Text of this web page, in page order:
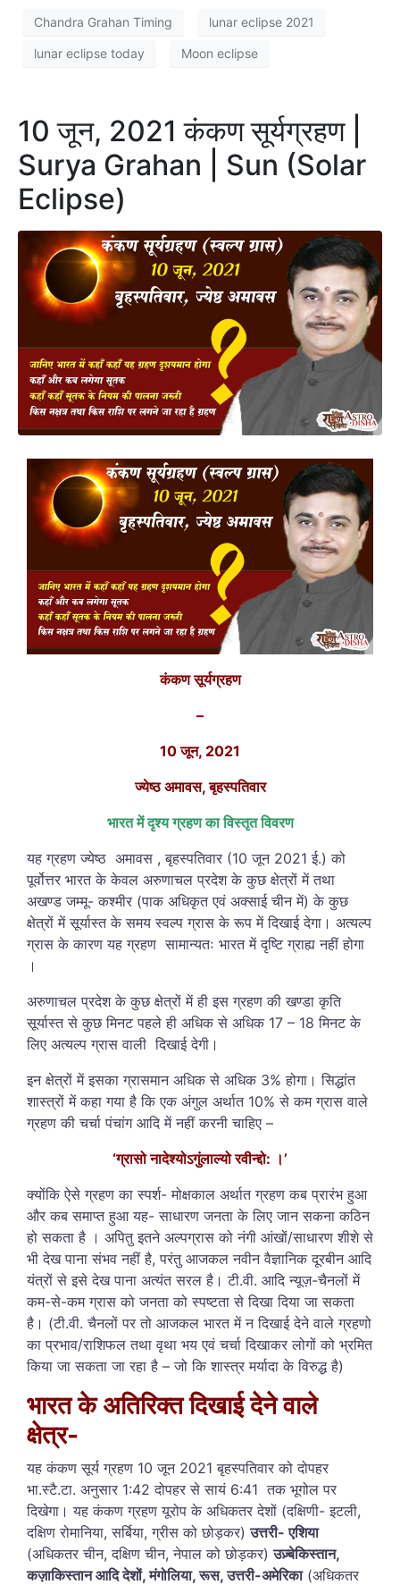
Chandra Grahan Timing lunar eclipse 2021
lunar eclipse today Moon eclipse
10 जून, 2021 कंकण सूर्यग्रहण |
Surya Grahan | Sun (Solar
Eclipse)
कंकण सूर्यग्रहण
–
10 जून, 2021
ज्येष्ठ अमावस, बृहस्पतिवार
भारत में दृश्य ग्रहण का विस्तृत विवरण
यह ग्रहण ज्येष्ठ अमावस , बृहस्पतिवार (10 जून 2021 ई.) को
पूर्वोत्तर भारत के केवल अरुणाचल प्रदेश के कुछ क्षेत्रों में तथा
अखण्ड जम्मू- कश्मीर (पाक अधिकृत एवं अक्साई चीन में) के कुछ
क्षेत्रों में सूर्यास्त के समयस्वल्प ग्रास के रूप में दिखाई देगा। अत्यल्प
ग्रास के कारण यह ग्रहण सामान्यतः भारत में दृष्टि ग्राह्य नहीं होगा
।
अरुणाचल प्रदेश के कुछ क्षेत्रों में ही इस ग्रहण की खण्डा कृति
सूर्यास्त से कुछ मिनट पहले ही अधिक से अधिक 17 – 18 मिनट के
लिए अत्यल्प ग्रास वाली दिखाई देगी।
इन क्षेत्रों में इसका ग्रासमान अधिक से अधिक 3% होगा। सिद्धांत
शास्त्रों में कहा गया है कि एक अंगुल अर्थात 10% से कम ग्रास वाले
ग्रहण की चर्चा पंचांग आदि में नहीं करनी चाहिए –
‘ग्रासो नादेश्योऽगुंलाल्यो रवीन्द्दो: ।’
क्योंकि ऐसे ग्रहण का स्पर्श- मोक्षकाल अर्थात ग्रहण कब प्रारंभ हुआ
और कब समाप्त हुआ यह- साधारण जनता के लिए जान सकना कठिन
हो सकता है । अपितु इतने अल्पग्रास को नंगी आंखों/साधारण शीशे से
भी देख पाना संभव नहीं है, परंतु आजकल नवीन वैज्ञानिक दूरबीन आदि
यंत्रों से इसे देख पाना अत्यंत सरल है। टी.वी. आदि न्यूज़-चैनलों में
कम-से-कम ग्रास को जनता को स्पष्टता से दिखा दिया जा सकता
है। (टी.वी. चैनलों पर तो आजकल भारत में न दिखाई देने वाले ग्रहणो
का प्रभाव/राशिफल तथा वृथा भय एवं चर्चा दिखाकर लोगों को भ्रमित
किया जा सकता जा रहा है – जो कि शास्त्र मर्यादा के विरुद्ध है)
भारत के अतिरिक्त दिखाई देने वाले
क्षेत्र-
यह कंकण सूर्य ग्रहण 10 जून 2021 बृहस्पतिवार को दोपहर
भा.स्टै.टा. अनुसार 1:42 दोपहर से सायं 6:41 तक भूगोल पर
दिखेगा। यहकंकण ग्रहण यूरोप के अधिकतर देशों (दक्षिणी- इटली,
दक्षिण रोमानिया, सर्बिया, ग्रीस को छोड़कर)उत्तरी- एशिया
(अधिकतर चीन, दक्षिण चीन, नेपाल को छोड़कर)उज़्बेकिस्तान,
कज़ाकिस्तान आदि देशों, मंगोलिया, रूस, उत्तरी-अमेरिका(अधिकतर